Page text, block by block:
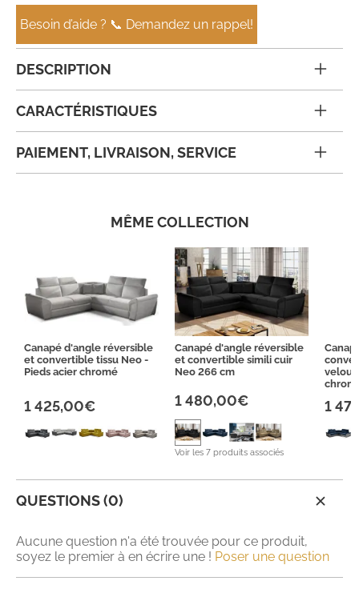
Besoin d’aide ? 📞 Demandez un rappel!
DESCRIPTION
CARACTÉRISTIQUES
PAIEMENT, LIVRAISON, SERVICE
MÊME COLLECTION
Canapé d'angle réversible
et convertible tissu Neo -
Pieds acier chromé
1 425,00€
Canapé d'angle réversible
et convertible simili cuir
Neo 266 cm
1 480,00€
Voir les 7 produits associés
1
QUESTIONS (0)
Aucune question n'a été trouvée pour ce produit,
soyez le premier à en écrire une ! Poser une question